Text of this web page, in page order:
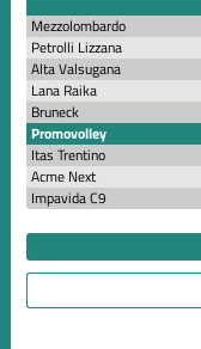
Mezzolombardo
Petrolli Lizzana
Alta Valsugana
Lana Raika
Bruneck
Promovolley
Itas Trentino
Acme Next
Impavida C9